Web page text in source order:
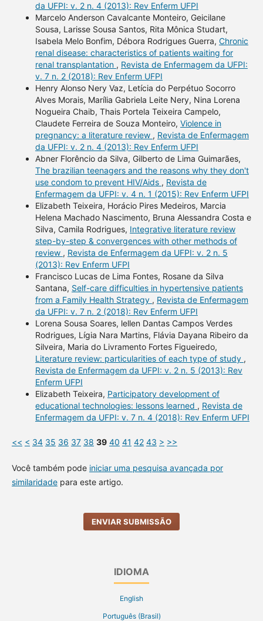
da UFPI: v. 2 n. 4 (2013): Rev Enferm UFPI
Marcelo Anderson Cavalcante Monteiro, Geicilane
Sousa, Larisse Sousa Santos, Rita Mônica Studart,
Isabela Melo Bonfim, Débora Rodrigues Guerra, Chronic
renal disease: characteristics of patients waiting for
renal transplantation , Revista de Enfermagem da UFPI:
v. 7 n. 2 (2018): Rev Enferm UFPI
Henry Alonso Nery Vaz, Letícia do Perpétuo Socorro
Alves Morais, Marília Gabriela Leite Nery, Nina Lorena
Nogueira Chaib, Thais Portela Teixeira Campelo,
Claudete Ferreira de Souza Monteiro, Violence in
pregnancy: a literature review , Revista de Enfermagem
da UFPI: v. 2 n. 4 (2013): Rev Enferm UFPI
Abner Florêncio da Silva, Gilberto de Lima Guimarães,
The brazilian teenagers and the reasons why they don't
use condom to prevent HIV/Aids , Revista de
Enfermagem da UFPI: v. 4 n. 1 (2015): Rev Enferm UFPI
Elizabeth Teixeira, Horácio Pires Medeiros, Marcia
Helena Machado Nascimento, Bruna Alessandra Costa e
Silva, Camila Rodrigues, Integrative literature review
step-by-step & convergences with other methods of
review , Revista de Enfermagem da UFPI: v. 2 n. 5
(2013): Rev Enferm UFPI
Francisco Lucas de Lima Fontes, Rosane da Silva
Santana, Self-care difficulties in hypertensive patients
from a Family Health Strategy , Revista de Enfermagem
da UFPI: v. 7 n. 2 (2018): Rev Enferm UFPI
Lorena Sousa Soares, lellen Dantas Campos Verdes
Rodrigues, Lígia Nara Martins, Flávia Dayana Ribeiro da
Silveira, Maria do Livramento Fortes Figueiredo,
Literature review: particularities of each type of study ,
Revista de Enfermagem da UFPI: v. 2 n. 5 (2013): Rev
Enferm UFPI
Elizabeth Teixeira, Participatory development of
educational technologies: lessons learned , Revista de
Enfermagem da UFPI: v. 7 n. 4 (2018): Rev Enferm UFPI
<< < 34 35 36 37 38 39 40 41 42 43 > >>
Você também pode iniciar uma pesquisa avançada por
similaridadepara este artigo.
ENVIAR SUBMISSÃO
IDIOMA
English
Português (Brasil)